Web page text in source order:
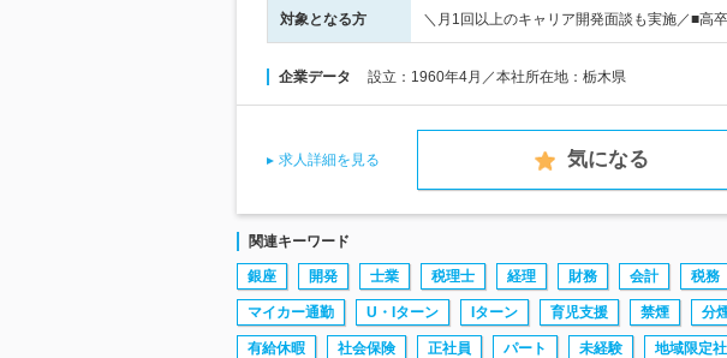
対象となる方 ＼月1回以上のキャリア開発面談も実施／■高
企業データ 設立：1960年4月／本社所在地：栃木県
求人詳細を見る 気になる
関連キーワード
銀座 開発 士業 税理士 経理 財務 会計 税務
マイカー通勤 U・Iターン Iターン 育児支援 禁煙 分
有給休暇 社会保険 正社員 パート 未経験 地域限定